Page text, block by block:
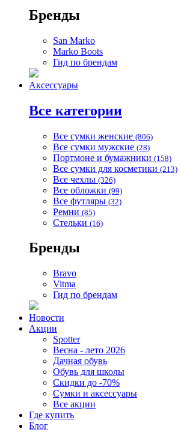
Бренды
San Marko
Marko Boots
Гид по брендам
Аксессуары
Все категории
Все сумки женские (806)
Все сумки мужские (28)
Портмоне и бумажники (158)
Все сумки для косметики (213)
Все чехлы (326)
Все обложки (99)
Все футляры (32)
Ремни (85)
Стельки (16)
Бренды
Bravo
Vitma
Гид по брендам
Новости
Акции
Spotter
Весна - лето 2026
Дачная обувь
Обувь для школы
Скидки до -70%
Сумки и аксессуары
Все акции
Где купить
Блог